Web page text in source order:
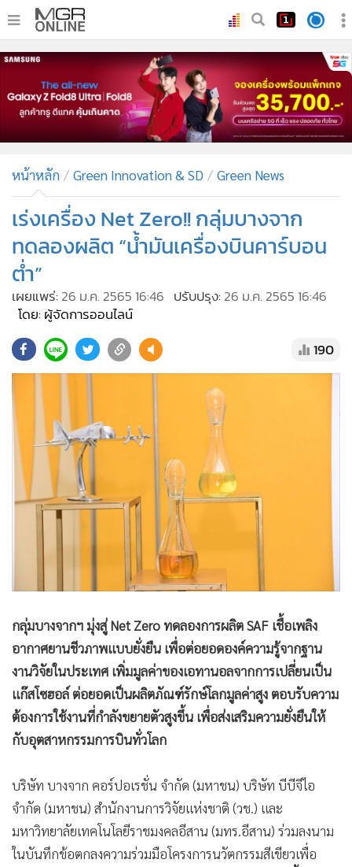
• หน้าหลัก
ทันเหตุการณ์
ภาคใต้
• ภูมิภาค
• บันเทิง
ผู้จัดการรายวัน
• คอลัมนิสต์
• ละคร
• CbizReview
• Cyber BIZ
• Good health & Well-being
• Green Innovation & SD
•
Management & HR
•
MGR Live
Infographic
การเมือง
• ท่องเที่ยว
กีฬา
ต่างประเทศ
• เศรษฐกิจ-ธุรกิจ
• จีน
• ชุมชน-คุณภาพชีวิต
• อาชญากรรม
• Motoring
• เกม
• วิทยาศาสตร์
• หุ้น
• อินโดจีน
• กองทุนรวม
หน้าหลัก Green Innovation & SD Green News
เร่งเครื่อง Net Zero!! กลุ่มบางจาก
ทดลองผลิต “น้ำมันเครื่องบินคาร์บอน
ต่ำ”
เผยแพร่: 26 ม.ค. 2565 16:46 ปรับปรุง: 26 ม.ค. 2565 16:46
โดย: ผู้จัดการออนไลน์
190
กลุ่มบางจากฯ มุ่งสู่ Net Zero ทดลองการผลิต SAF เชื้อเพลิง
อากาศยานชีวภาพแบบยั่งยืน เพื่อต่อยอดองค์ความรู้จากฐาน
งานวิจัยในประเทศ เพิ่มมูลค่าของเอทานอลจากการเปลี่ยนเป็น
แก๊สโซฮอล์ ต่อยอดเป็นผลิตภัณฑ์รักษ์โลกมูลค่าสูง ตอบรับความ
ต้องการใช้งานที่กำลังขยายตัวสูงขึ้น เพื่อส่งเสริมความยั่งยืนให้
กับอุตสาหกรรมการบินทั่วโลก
บริษัท บางจาก คอร์ปอเรชั่น จำกัด (มหาชน) บริษัท บีบีจีไอ
จำกัด (มหาชน) สำนักงานการวิจัยแห่งชาติ (วช.) และ
มหาวิทยาลัยเทคโนโลยีราชมงคลอีสาน (มทร.อีสาน) ร่วมลงนาม
ในบันทึกข้อตกลงความร่วมมือโครงการนวัตกรรมสีเขียวเพื่อ